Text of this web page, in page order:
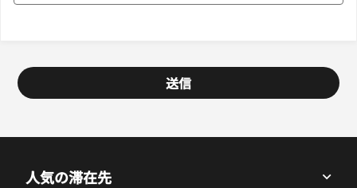
送信
人気の滞在先